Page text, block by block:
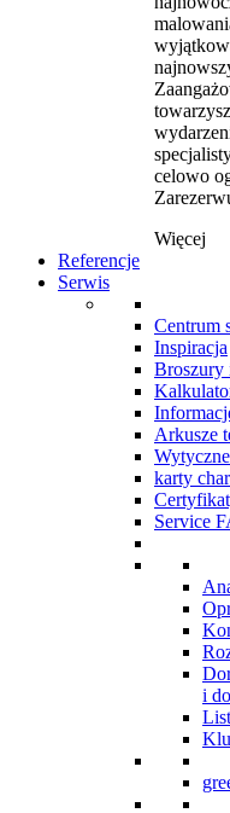
celowo
Więcej
Referencje
Serwis
Centrum
Inspiracja
Broszury
Arkusze
karty
Service
i